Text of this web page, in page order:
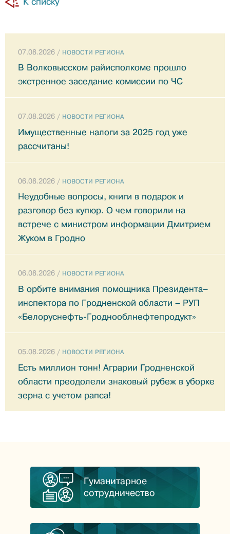
07.08.2026 / НОВОСТИ РЕГИОНА
В Волковысском райисполкоме прошло
экстренное заседание комиссии по ЧС
07.08.2026 / НОВОСТИ РЕГИОНА
Имущественные налоги за 2025 год уже
рассчитаны!
06.08.2026 / НОВОСТИ РЕГИОНА
Неудобные вопросы, книги в подарок и
разговор без купюр. О чем говорили на
встрече с министром информации Дмитрием
Жуком в Гродно
06.08.2026 / НОВОСТИ РЕГИОНА
В орбите внимания помощника Президента–
инспектора по Гродненской области – РУП
«Белоруснефть-Гроднооблнефтепродукт»
05.08.2026 / НОВОСТИ РЕГИОНА
Есть миллион тонн! Аграрии Гродненской
области преодолели знаковый рубеж в уборке
зерна с учетом рапса!
Гуманитарное
сотрудничество